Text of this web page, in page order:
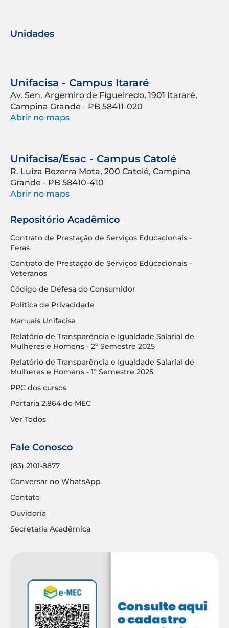
Unidades
Unifacisa - Campus Itararé
Av. Sen. Argemiro de Figueiredo, 1901 Itararé,
Campina Grande - PB 58411-020
Abrir no maps
Unifacisa/Esac - Campus Catolé
R. Luíza Bezerra Mota, 200 Catolé, Campina
Grande - PB 58410-410
Abrir no maps
Repositório Acadêmico
Contrato de Prestação de Serviços Educacionais -
Feras
Contrato de Prestação de Serviços Educacionais -
Veteranos
Código de Defesa do Consumidor
Política de Privacidade
Manuais Unifacisa
Relatório de Transparência e Igualdade Salarial de
Mulheres e Homens - 2º Semestre 2025
Relatório de Transparência e Igualdade Salarial de
Mulheres e Homens - 1º Semestre 2025
PPC dos cursos
Portaria 2.864 do MEC
Ver Todos
Fale Conosco
(83) 2101-8877
Conversar no WhatsApp
Contato
Ouvidoria
Secretaria Acadêmica